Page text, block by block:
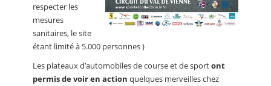
respecter les
mesures
sanitaires, le site
étant limité à 5.000 personnes )
Les plateaux d’automobiles de course et de sportont
permis de voir en action quelques merveilles chez